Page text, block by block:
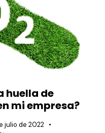
huella de
mi empresa?
julio de 2022